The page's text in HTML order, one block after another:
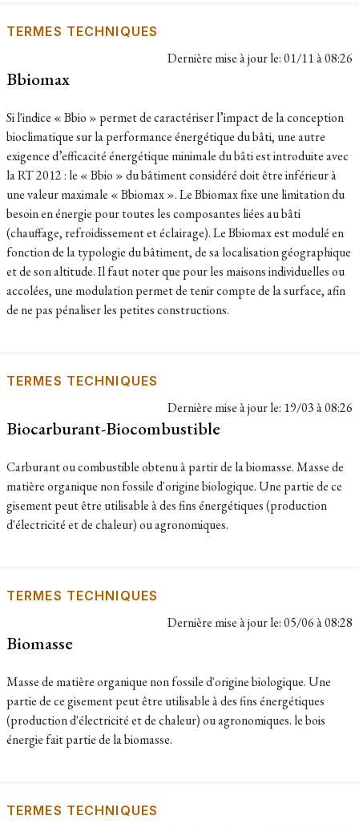
TERMES TECHNIQUES
Dernière mise à jour le:01/11 à 08:26
Bbiomax
Si l'indice « Bbio » permet de caractériser l’impact de la conception
bioclimatique sur la performance énergétique du bâti, une autre
exigence d’efficacité énergétique minimale du bâti est introduite avec
la RT 2012 : le « Bbio » du bâtiment considéré doit être inférieur à
une valeur maximale « Bbiomax ». Le Bbiomax fixe une limitation du
besoin en énergie pour toutes les composantes liées au bâti
(chauffage, refroidissement et éclairage). Le Bbiomax est modulé en
fonction de la typologie du bâtiment, de sa localisation géographique
et de son altitude. Il faut noter que pour les maisons individuelles ou
accolées, une modulation permet de tenir compte de la surface, afin
de ne pas pénaliser les petites constructions.
TERMES TECHNIQUES
Dernière mise à jour le: 19/03 à 08:26
Biocarburant-Biocombustible
Carburant ou combustible obtenu à partir de la biomasse. Masse de
matière organique non fossile d'origine biologique. Une partie de ce
gisement peut être utilisable à des fins énergétiques (production
d'électricité et de chaleur) ou agronomiques.
TERMES TECHNIQUES
Dernière mise à jour le:05/06 à 08:28
Biomasse
Masse de matière organique non fossile d'origine biologique. Une
partie de ce gisement peut être utilisable à des fins énergétiques
(production d'électricité et de chaleur) ou agronomiques. le bois
énergie fait partie de la biomasse.
TERMES TECHNIQUES